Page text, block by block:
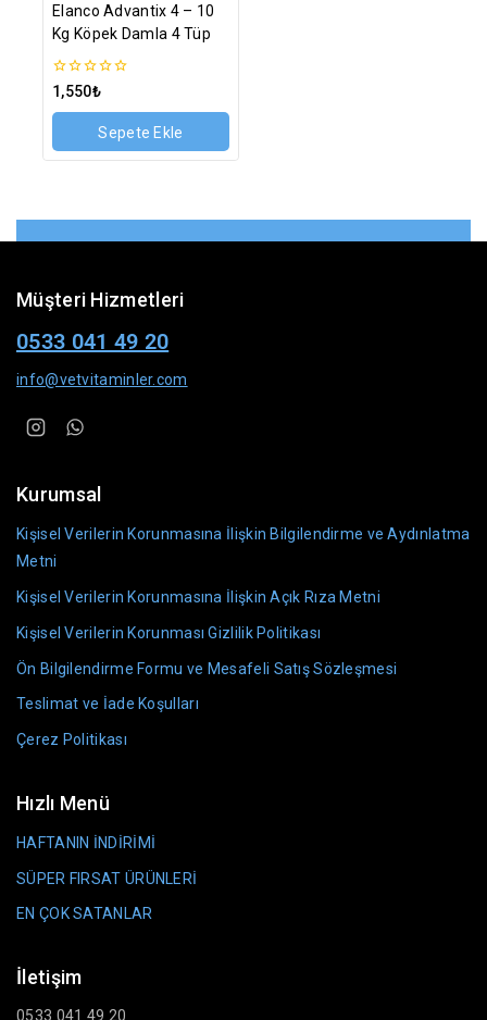
Elanco Advantix 4 – 10
Kg Köpek Damla 4 Tüp
0
üzerinden
1,550₺
Sepete Ekle
Müşteri Hizmetleri
0533 041 49 20
info@vetvitaminler.com
Kurumsal
Kişisel Verilerin Korunmasına İlişkin Bilgilendirme ve Aydınlatma
Metni
Kişisel Verilerin Korunmasına İlişkin Açık Rıza Metni
Kişisel Verilerin Korunması Gizlilik Politikası
Ön Bilgilendirme Formu ve Mesafeli Satış Sözleşmesi
Teslimat ve İade Koşulları
Çerez Politikası
Hızlı Menü
HAFTANIN İNDİRİMİ
SÜPER FIRSAT ÜRÜNLERİ
EN ÇOK SATANLAR
İletişim
0533 041 49 20